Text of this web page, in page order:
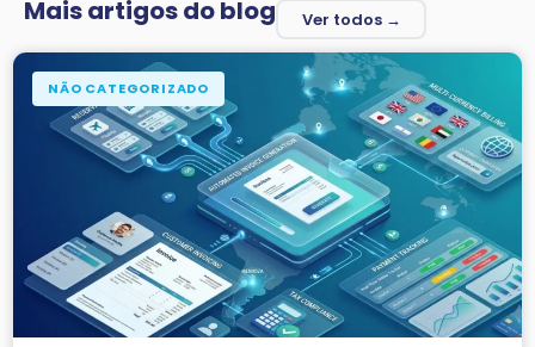
Mais artigos do blog Ver todos →
NÃO CATEGORIZADO